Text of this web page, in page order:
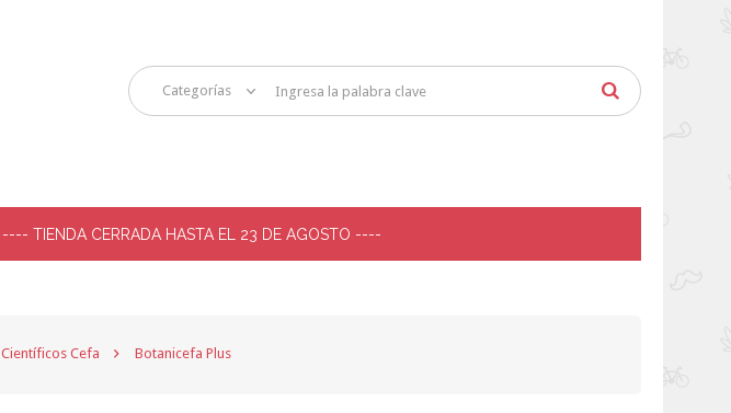
Categorías
---- TIENDA CERRADA HASTA EL 23 DE AGOSTO ----
Científicos Cefa Botanicefa Plus